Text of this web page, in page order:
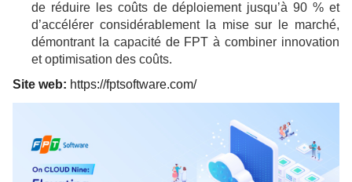
de réduire les coûts de déploiement jusqu’à 90 % et
d’accélérer considérablement la mise sur le marché,
démontrant la capacité de FPT à combiner innovation
et optimisation des coûts.
Site web: https://fptsoftware.com/